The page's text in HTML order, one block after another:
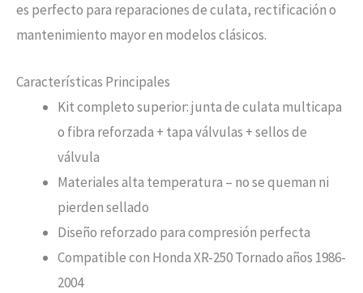
es perfecto para reparaciones de culata, rectificación o
mantenimiento mayor en modelos clásicos.
Características Principales
Kit completo superior: junta de culata multicapa
o fibra reforzada + tapa válvulas + sellos de
válvula
Materiales alta temperatura – no se queman ni
pierden sellado
Diseño reforzado para compresión perfecta
Compatible con Honda XR-250 Tornado años 1986-
2004